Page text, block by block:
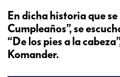
En dicha historia que se
Cumpleaños”, se
“De los pies a la
Komander.